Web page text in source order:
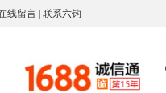
线留言 联系六钧